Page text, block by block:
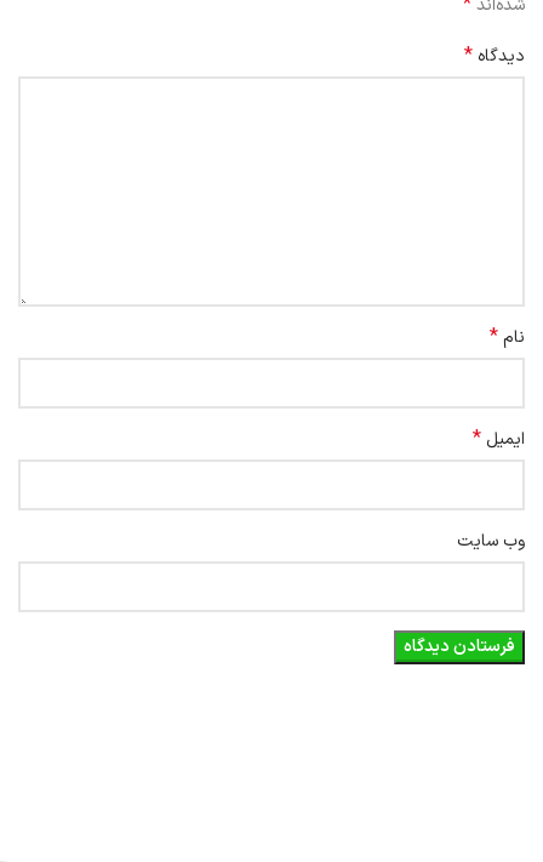
شده‌اند
دیدگاه *
نام*
ایمیل *
وب‌ سایت